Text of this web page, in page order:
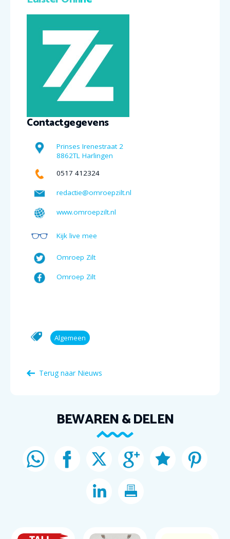
Contactgegevens
Prinses Irenestraat 2
8862TL Harlingen
0517 412324
redactie@omroepzilt.nl
www.omroepzilt.nl
Kijk live mee
Omroep Zilt
Omroep Zilt
Algemeen
Terug naar Nieuws
BEWAREN & DELEN